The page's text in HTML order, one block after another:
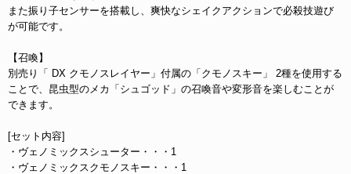
また振り子センサーを搭載し、爽快なシェイクアクションで必殺技遊び
が可能です。
【召喚】
別売り「 DX クモノスレイヤー」付属の「クモノスキー」 2種を使用する
ことで、昆虫型のメカ「シュゴッド」の召喚音や変形音を楽しむことが
できます。
[セット内容]
・ヴェノミックスシューター・・・1
・ヴェノミックスクモノスキー・・・1